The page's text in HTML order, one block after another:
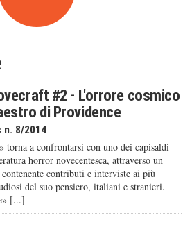
#2 - L'orrore cosmico
di Providence
n. 8/2014
torna a confrontarsi con uno dei capisaldi
horror novecentesca, attraverso un
contributi e interviste ai più
del suo pensiero, italiani e stranieri.
[...]